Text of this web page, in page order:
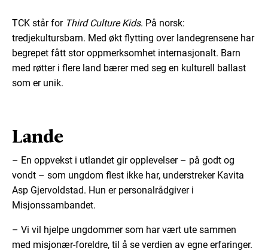
TCK står for Third Culture Kids. På norsk:
tredjekultursbarn. Med økt flytting over landegrensene har
begrepet fått stor oppmerksomhet internasjonalt. Barn
med røtter i flere land bærer med seg en kulturell ballast
som er unik.
Lande
– En oppvekst i utlandet gir opplevelser – på godt og
vondt – som ungdom flest ikke har, understreker Kavita
Asp Gjervoldstad. Hun er personalrådgiver i
Misjonssambandet.
– Vi vil hjelpe ungdommer som har vært ute sammen
med misjonær-foreldre, til å se verdien av egne erfaringer.